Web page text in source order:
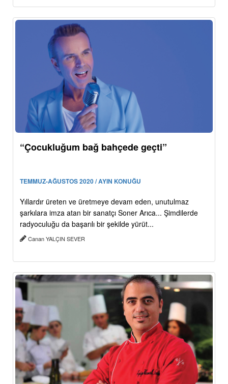
“Çocukluğum bağ bahçede geçti”
TEMMUZ-AĞUSTOS 2020 / AYIN KONUĞU
Yıllardır üreten ve üretmeye devam eden, unutulmaz
şarkılara imza atan bir sanatçı Soner Arıca... Şimdilerde
radyoculuğu da başarılı bir şekilde yürüt...
Canan YALÇIN SEVER